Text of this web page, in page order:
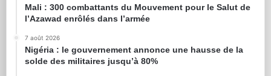
Mali : 300 combattants du Mouvement pour le Salut de
l’Azawad enrôlés dans l’armée
7 août 2026
Nigéria : le gouvernement annonce une hausse de la
solde des militaires jusqu’à 80%